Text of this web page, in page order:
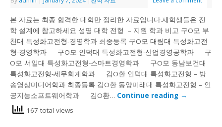
본 자료는 최종 합격한 대학만 정리한 자료입니다.재학생들은 진
학 설계에 참고하세요 성명 대학 전형 – 지원 학과 비고 구O모 부
천대 특성화고전형-경영학과 최종등록 구O모 대림대 특성화고전
형-경영학과 구O모 인덕대 특성화고전형-산업경영공학과 구
O모 서일대 특성화고전형-스마트경영학과 구O모 동남보건대
특성화고전형-세무회계학과 김O환 인덕대 특성화고전형 – 방
송영상미디어학과 최종등록 김O환 동양미래대 특성화고전형 – 인
공지능소프트웨어학과 김O환… Continue reading →
167 total views